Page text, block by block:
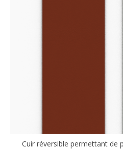
Cuir réversible permettant de